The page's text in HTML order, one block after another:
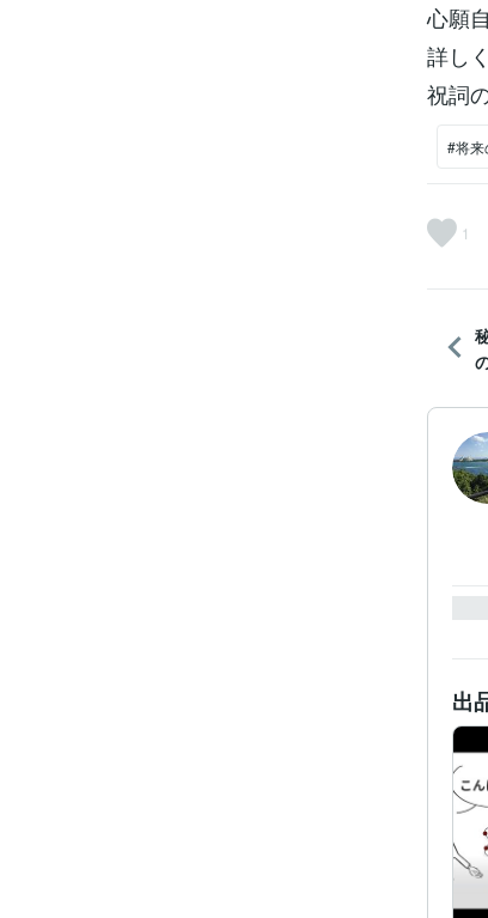
心願
詳し
祝詞
#将来
1
出